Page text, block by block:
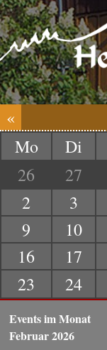
«
Mo
Di
26
27
2
3
9
10
16
17
23
24
Events im Monat
Februar 2026